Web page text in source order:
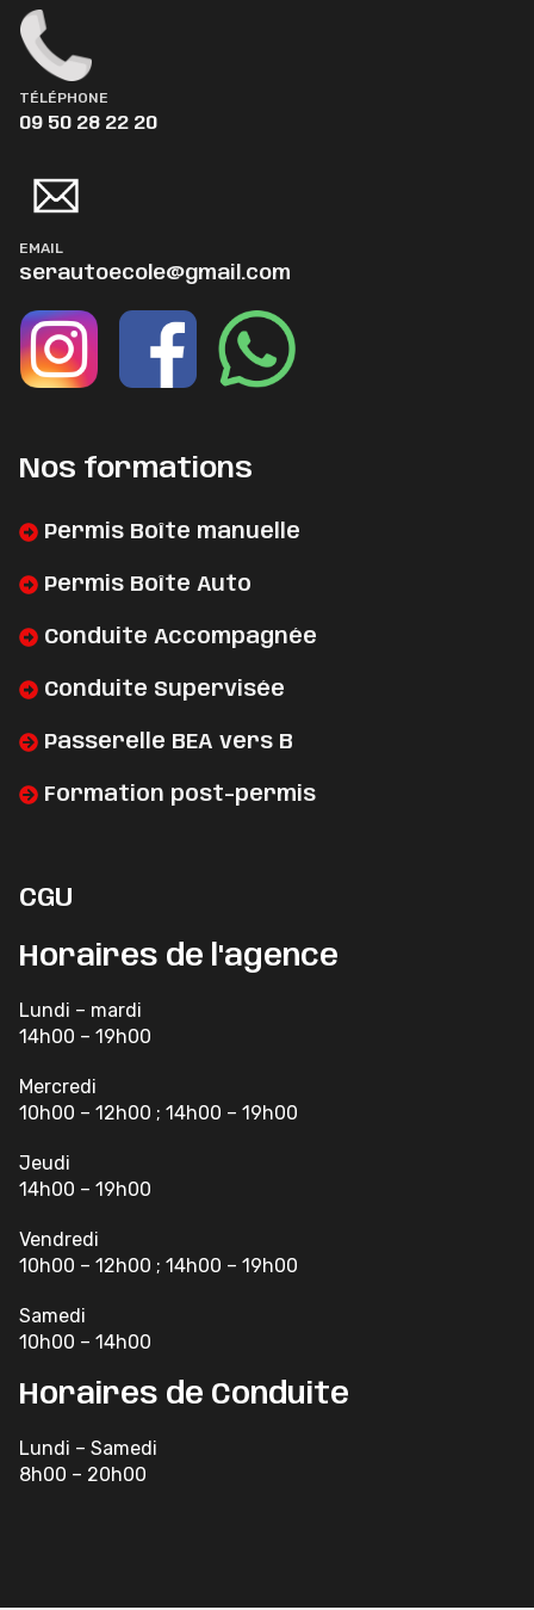
TÉLÉPHONE
09 50 28 22 20
EMAIL
serautoecole@gmail.com
Nos formations
Permis Boîte manuelle
Permis Boîte Auto
Conduite Accompagnée
Conduite Supervisée
Passerelle BEA vers B
Formation post-permis
CGU
Horaires de l'agence
Lundi – mardi
14h00 – 19h00
Mercredi
10h00 – 12h00 ; 14h00 – 19h00
Jeudi
14h00 – 19h00
Vendredi
10h00 – 12h00 ; 14h00 – 19h00
Samedi
10h00 – 14h00
Horaires de Conduite
Lundi – Samedi
8h00 – 20h00